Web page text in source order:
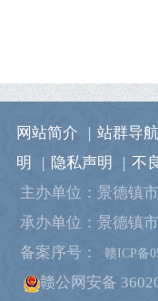
网站简介 | 站群导航
明
| 隐私声明 | 不
主办单位：景德镇
承办单位：景德镇
备案序号：
赣ICP备
赣公网安备